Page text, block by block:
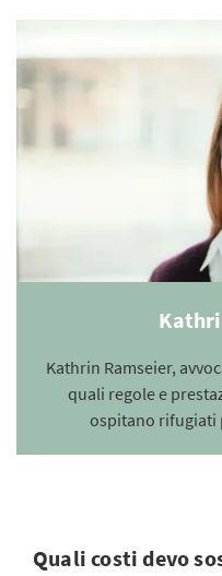
Kathrin Ramseier,
quali regole e
ospitano rifugiati
Quali costi devo